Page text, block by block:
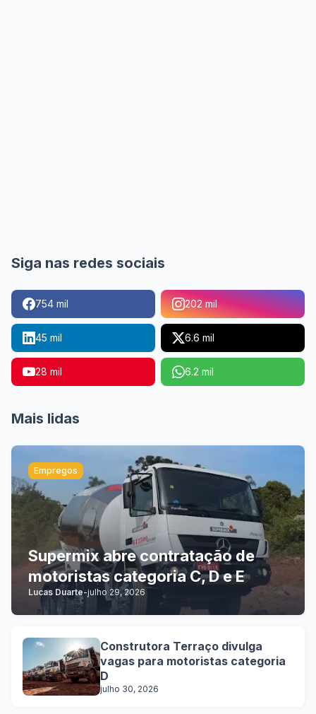
Siga nas redes sociais
754 mil 202 mil
45 mil 6.6 mil
28 mil 6.2 mil
Mais lidas
Empregos
Supermix abre contratação de
motoristas categoria C, D e E
Lucas Duarte-julho 29, 2026
Construtora Terraço divulga
vagas para motoristas categoria
D
julho 30, 2026